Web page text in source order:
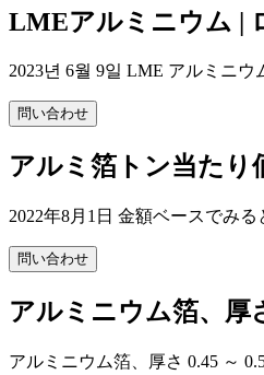
LMEアルミニウム |
2023년 6월 9일 LME アルミニ
問い合わせ
アルミ箔トン当たり
2022年8月1日 金額ベースでみ
問い合わせ
アルミニウム箔、厚
アルミニウム箔、厚さ 0.45 ～